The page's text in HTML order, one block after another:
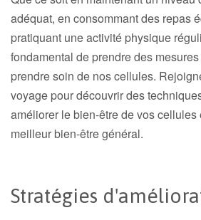
adéquat, en consommant des repas
pratiquant une activité physique
fondamental de prendre des
prendre soin de nos cellules.
voyage pour découvrir des
améliorer le bien-être de vos cellules
meilleur bien-être général.
Stratégies